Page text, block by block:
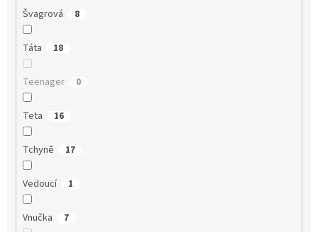
Švagrová 8
Táta 18
Teenager 0
Teta 16
Tchyně 17
Vedoucí 1
Vnučka 7